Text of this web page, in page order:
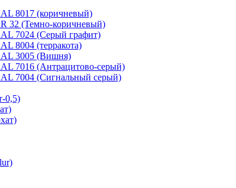
8017 (коричневый)
32 (Темно-коричневый)
7024 (Серый графит)
8004 (терракота)
3005 (Вишня)
7016 (Антрацитово-серый)
7004 (Сигнальный серый)
0,5)